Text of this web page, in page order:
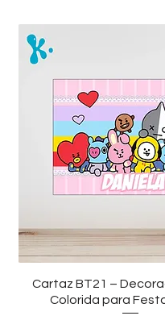
Visualização
Cartaz BT21 –
Colorida para